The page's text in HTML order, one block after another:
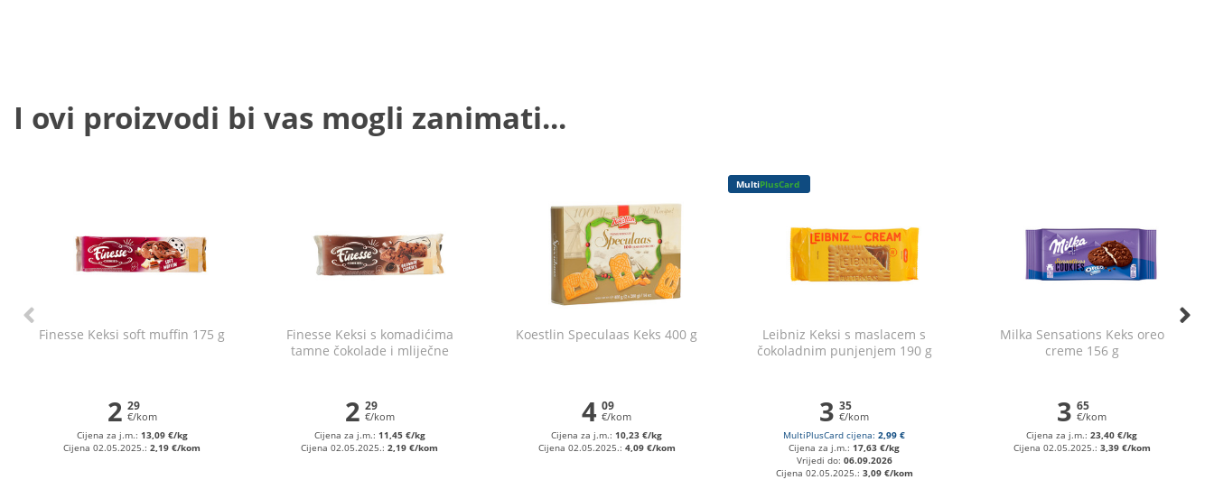
I ovi proizvodi bi vas mogli zanimati...
Finesse Keksi soft muffin 175 g
2 29
€/kom
Cijena za j.m.: 13,09 €/kg
Cijena 02.05.2025.:2,19 €/kom
Finesse Keksi s komadićima
tamne čokolade i mliječne
2 29
€/kom
Cijena za j.m.: 11,45 €/kg
Cijena 02.05.2025.:2,19 €/kom
Koestlin Speculaas Keks 400 g
4 09
€/kom
Cijena za j.m.:10,23 €/kg
Cijena 02.05.2025.: 4,09 €/kom
MultiPlusCard
Leibniz Keksi s maslacem s
čokoladnim punjenjem 190 g
3 35
€/kom
MultiPlusCard cijena:2,99 €
Cijena za j.m.:17,63 €/kg
Vrijedi do: 06.09.2026
Cijena 02.05.2025.: 3,09 €/kom
Milka Sensations Keks oreo
creme 156 g
3 65
€/kom
Cijena za j.m.:23,40 €/kg
Cijena 02.05.2025.: 3,39 €/kom